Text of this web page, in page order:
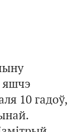
яшчэ
10 гадоў,